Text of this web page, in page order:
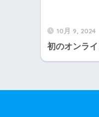
10月 9, 2024
初のオンラ